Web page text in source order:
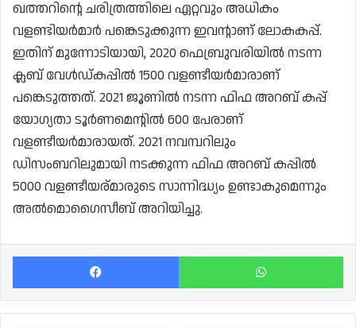
ഖത്തറിന്റെ ചരിത്രത്തിലെ ഏറ്റവും അധികം
വളണ്ടിയർമാർ പങ്കെടുക്കുന്ന ഇവന്റാണ് ലോകകപ്പ്.
ഇതിന് മുന്നോടിയായി, 2020 ഫെബ്രുവരിയിൽ നടന്ന
ക്ലബ് വേൾഡ്കപ്പിൽ 1500 വളണ്ടീയർമാരാണ്
പങ്കെടുത്തത്. 2021 ജൂണിൽ നടന്ന ഫിഫ അറബ് കപ്പ്
യോഗ്യതാ ടൂർണമെന്റിൽ 600 പേരാണ്
വളണ്ടീയർമാരായത്. 2021 നവമ്പറിലും
ഡിസംബറിലുമായി നടക്കുന്ന ഫിഫ അറബ് കപ്പിൽ
5000 വളണ്ടീയര്മാരുടെ സാന്നിദ്ധ്യം ഉണ്ടാകുമെന്നും
അൽമൊഗൈസീബ് അറിയിച്ചു.
Facebook